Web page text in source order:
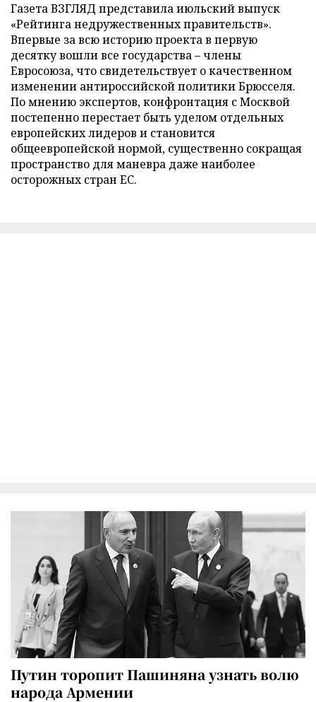
Газета ВЗГЛЯД представила июльский выпуск
«Рейтинга недружественных правительств».
Впервые за всю историю проекта в первую
десятку вошли все государства – члены
Евросоюза, что свидетельствует о качественном
изменении антироссийской политики Брюсселя.
По мнению экспертов, конфронтация с Москвой
постепенно перестает быть уделом отдельных
европейских лидеров и становится
общеевропейской нормой, существенно сокращая
пространство для маневра даже наиболее
осторожных стран ЕС.
Путин торопит Пашиняна узнать волю
народа Армении